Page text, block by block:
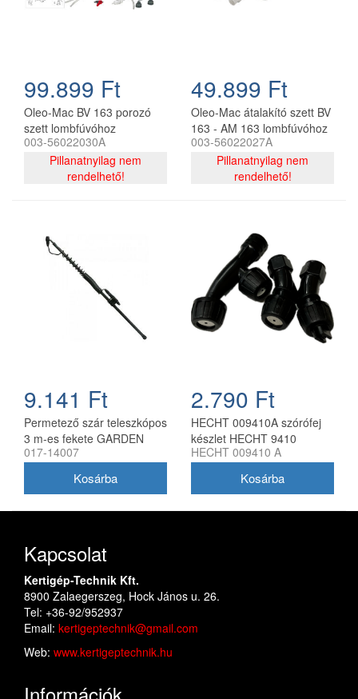
99.899 Ft
Oleo-Mac BV 163 porozó
szett lombfúvóhoz
003-56022030A
Pillanatnyilag nem
rendelhető!
49.899 Ft
Oleo-Mac átalakító szett BV
163 - AM 163 lombfúvóhoz
003-56022027A
Pillanatnyilag nem
rendelhető!
9.141 Ft
Permetező szár teleszkópos
3 m-es fekete GARDEN
(017-14007)
017-14007
2.790 Ft
HECHT 009410A szórófej
készlet HECHT 9410
permetezőhöz
HECHT 009410 A
Kapcsolat
Kertigép-Technik Kft.
8900 Zalaegerszeg, Hock János u. 26.
Tel: +36-92/952937
Email: kertigeptechnik@gmail.com
Web: www.kertigeptechnik.hu